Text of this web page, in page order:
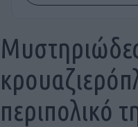
περιπολικό